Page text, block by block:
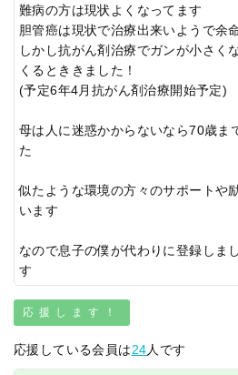
難病の方は現状よくなってます
胆管癌は現状で治療出来いようで余
しかし抗がん剤治療でガンが小さく
くるとききました！
(予定6年4月抗がん剤治療開始予定)
母は人に迷惑かからないなら70歳ま
た
似たような環境の方々のサポートや
います
なので息子の僕が代わりに登録しま
す
応援します！
応援している会員は24人です